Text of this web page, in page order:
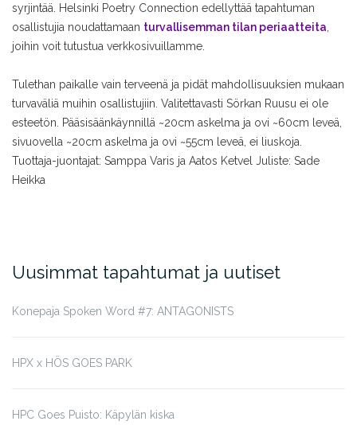
syrjintää. Helsinki Poetry Connection edellyttää tapahtuman
osallistujia noudattamaan turvallisemman tilan periaatteita,
joihin voit tutustua verkkosivuillamme.
Tulethan paikalle vain terveenä ja pidät mahdollisuuksien mukaan
turvaväliä muihin osallistujiin. Valitettavasti Sörkan Ruusu ei ole
esteetön. Pääsisäänkäynnillä ~20cm askelma ja ovi ~60cm leveä,
sivuovella ~20cm askelma ja ovi ~55cm leveä, ei liuskoja.
Tuottaja-juontajat: Samppa Varis ja Aatos Ketvel Juliste: Sade
Heikka
Uusimmat tapahtumat ja uutiset
Konepaja Spoken Word #7: ANTAGONISTS
HPX x HÖS GOES PARK
HPC Goes Puisto: Käpylän kiska